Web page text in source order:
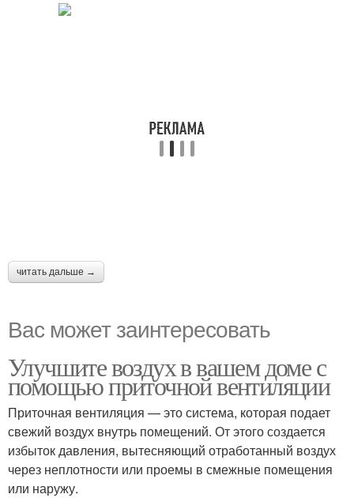
читать дальше →
Вас может заинтересовать
Улучшите воздух в вашем доме с
помощью приточной вентиляции
Приточная вентиляция — это система, которая подает
свежий воздух внутрь помещений. От этого создается
избыток давления, вытесняющий отработанный воздух
через неплотности или проемы в смежные помещения
или наружу.